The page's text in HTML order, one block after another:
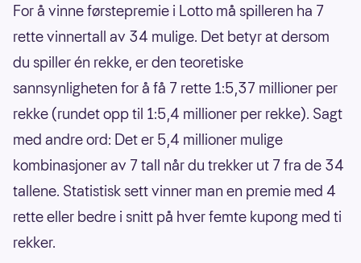
For å vinne førstepremie i Lotto må spilleren ha 7
rette vinnertall av 34 mulige. Det betyr at dersom
du spiller én rekke, er den teoretiske
sannsynligheten for å få 7 rette 1:5,37 millioner per
rekke (rundet opp til 1:5,4 millioner per rekke). Sagt
med andre ord: Det er 5,4 millioner mulige
kombinasjoner av 7 tall når du trekker ut 7 fra de 34
tallene. Statistisk sett vinner man en premie med 4
rette eller bedre i snitt på hver femte kupong med ti
rekker.